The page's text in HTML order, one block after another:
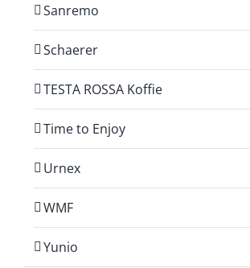
Sanremo
Schaerer
TESTA ROSSA Koffie
Time to Enjoy
Urnex
WMF
Yunio